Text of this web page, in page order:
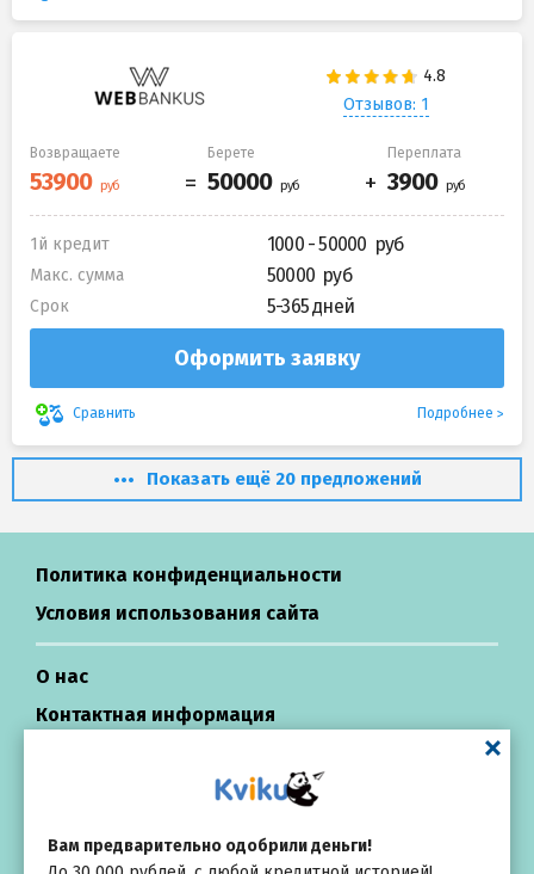
Отзывов: 1
Возвращаете Берете Переплата
1й кредит 1000 - 50000
Макс. сумма 50000
Срок 5-365 дней
Оформить заявку
Сравнить Подробнее
Вам предварительно одобрили деньги!
Показать ещё 20 предложений
Политика конфиденциальности
Условия использования сайта
О нас
Контактная информация
Займы в России